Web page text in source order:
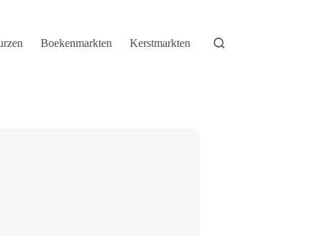
Boekenmarkten Kerstmarkten